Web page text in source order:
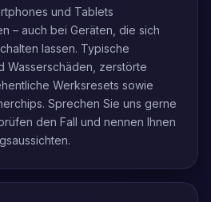
und Tablets
– auch bei Geräten, die sich
lassen. Typische
Wasserschäden, zerstörte
Werksresets sowie
Sprechen Sie uns gerne
den Fall und nennen Ihnen